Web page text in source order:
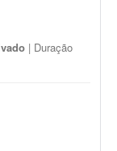
| Duração